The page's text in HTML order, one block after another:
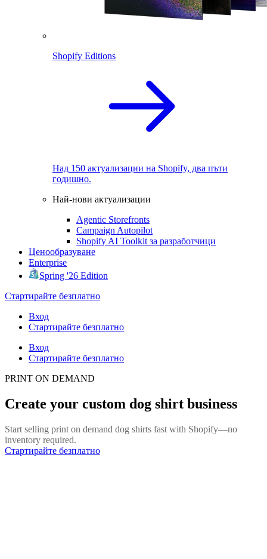
Shopify Editions
Над 150 актуализации на Shopify, два пъти
годишно.
Най-нови актуализации
Agentic Storefronts
Campaign Autopilot
Shopify AI Toolkit за разработчици
Ценообразуване
Enterprise
Spring '26 Edition
Стартирайте безплатно
Вход
Стартирайте безплатно
Вход
Стартирайте безплатно
PRINT ON DEMAND
Create your custom dog shirt business
Start selling print on demand dog shirts fast with Shopify—no
inventory required.
Стартирайте безплатно